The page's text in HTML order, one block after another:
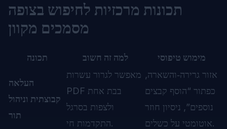
תכונות מרכזיות לחיפוש בצופה
מסמכים מקוון
תכונה למה זה חשוב מימוש טיפוסי
העלאה
קבוצתית וניהול
תור
מאפשר לגרור עשרות
PDF בבת אחת
ולצפות בסרגל
התקדמות חי.
אזור גרירה‑והשארה,
כפתור “הוסף קבצים
נוספים”, ניסיון חוזר
אוטומטי על כשלים.